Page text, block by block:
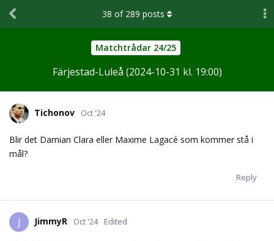
Matchtrådar 24/25
Färjestad-Luleå (2024-10-31 kl. 19:00)
38 of 289 posts
Tichonov Oct '24
Blir det Damian Clara eller Maxime Lagacé som kommer stå i
mål?
Reply
J JimmyR Oct '24 Edited